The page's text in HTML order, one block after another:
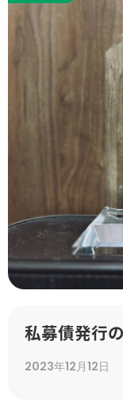
私募債発行
2023年12月12日